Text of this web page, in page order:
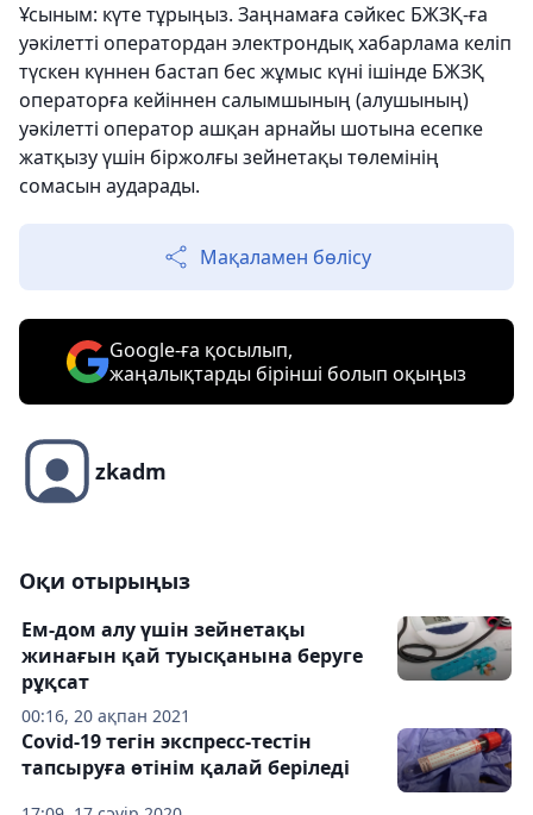
Ұсыным: күте тұрыңыз. Заңнамаға сәйкес БЖЗҚ-ға
уәкілетті оператордан электрондық хабарлама келіп
түскен күннен бастап бес жұмыс күні ішінде БЖЗҚ
операторға кейіннен салымшының (алушының)
уәкілетті оператор ашқан арнайы шотына есепке
жатқызу үшін біржолғы зейнетақы төлемінің
сомасын аударады.
Мақаламен бөлісу
Google-ға қосылып,
жаңалықтарды бірінші болып оқыңыз
zkadm
Оқи отырыңыз
00:16, 20 ақпан 2021
Ем-дом алу үшін зейнетақы
жинағын қай туысқанына беруге
рұқсат
Covid-19 тегін экспресс-тестін
тапсыруға өтінім қалай беріледі